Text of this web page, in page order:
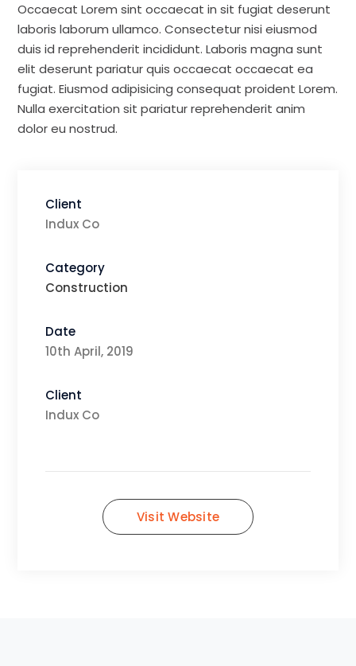
Occaecat Lorem sint occaecat in sit fugiat deserunt
laboris laborum ullamco. Consectetur nisi eiusmod
duis id reprehenderit incididunt. Laboris magna sunt
elit deserunt pariatur quis occaecat occaecat ea
fugiat. Eiusmod adipisicing consequat proident Lorem.
Nulla exercitation sit pariatur reprehenderit anim
dolor eu nostrud.
Client
Indux Co
Category
Construction
Date
10th April, 2019
Client
Indux Co
Visit Website